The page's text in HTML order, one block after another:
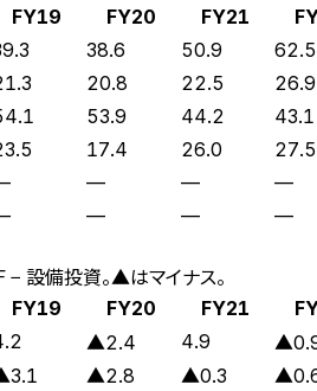
FY19 FY20 FY21
38.6 50.9 62.5
20.8 22.5 26.9
53.9 44.2 43.1
17.4 26.0 27.5
— — —
— — —
設備投資。▲はマイナス。
FY19 FY20 FY21
▲2.4 4.9
▲2.8 ▲0.3